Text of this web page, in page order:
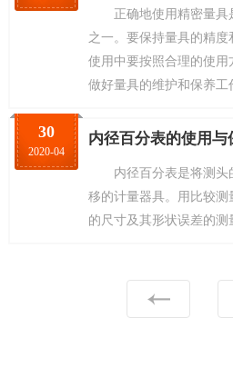
正确地使用精密量
之一。要保持量具的精
使用中要按照合理的使用
做好量具的维护和保养工
30
2020-04
内径百分表的使用与
内径百分表是将测
移的计量器具。用比较
的尺寸及其形状误差的测